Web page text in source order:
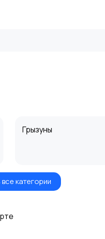
Грызуны
категории